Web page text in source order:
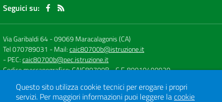
Seguici su:
Via Garibaldi 64-09069 Maracalagonis (CA)
Tel 070789031 - Mail:caic80700b@istruzione.it
- PEC:caic80700b@pec.istruzione.it
Codice meccanografico: CAIC80700B- C.F. 80010490920
Concept & Design by Designers Italia
Questo sito utilizza cookie tecnici per erogare i propri
servizi. Per maggiori informazioni puoi leggere lacookie